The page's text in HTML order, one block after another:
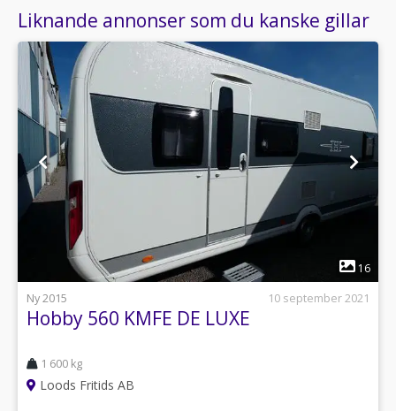
Liknande annonser som du kanske gillar
1
16
Ny 2015
10 september 2021
Hobby 560 KMFE DE LUXE
1 600 kg
Loods Fritids AB